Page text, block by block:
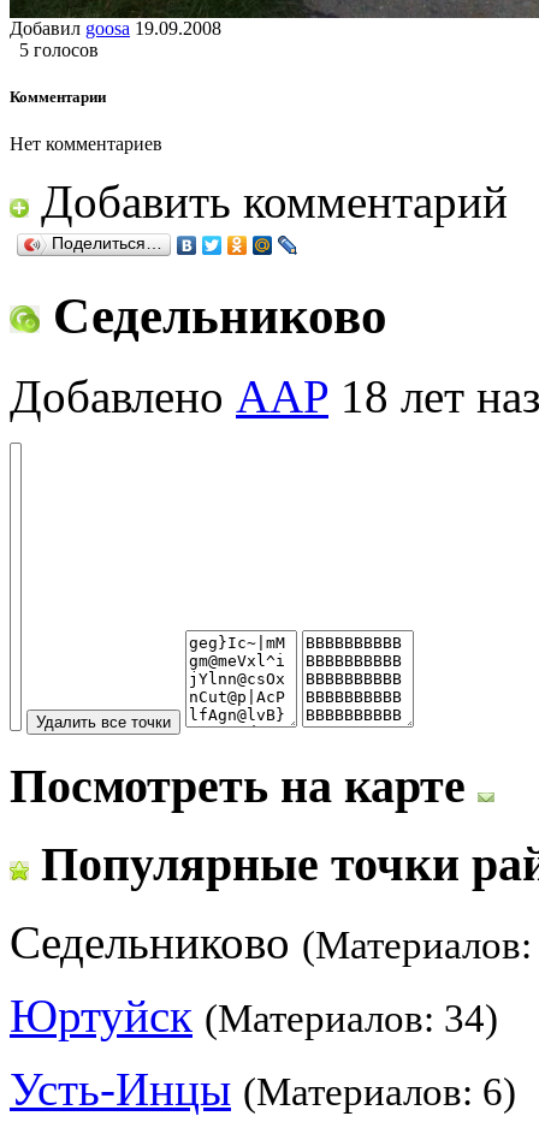
Добавил goosa 19.09.2008
5 голосов
Комментарии
Нет комментариев
Добавить комментарий
Поделиться…
Седельниково
Добавлено AAP 18 лет
Посмотреть на карте
Популярные точки
Седельниково
Юртуйск (Материалов: 34)
Усть-Инцы (Материалов: 6)